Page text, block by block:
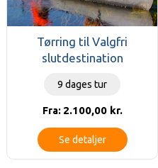
Tørring til Valgfri
slutdestination
9 dages tur
Fra: 2.100,00 kr.
Se detaljer